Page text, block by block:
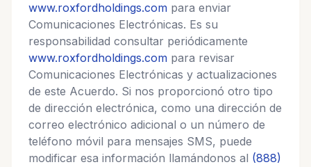
www.roxfordholdings.com para enviar
Comunicaciones Electrónicas. Es su
responsabilidad consultar periódicamente
www.roxfordholdings.com para revisar
Comunicaciones Electrónicas y actualizaciones
de este Acuerdo. Si nos proporcionó otro tipo
de dirección electrónica, como una dirección de
correo electrónico adicional o un número de
teléfono móvil para mensajes SMS, puede
modificar esa información llamándonos al (888)